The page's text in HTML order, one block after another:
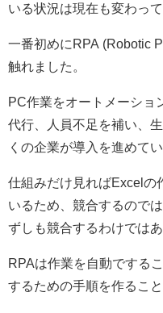
いる状況は現在も変わって
一番初めにRPA (Robotic
触れました。
PC作業をオートメーショ
代行、人員不足を補い、
くの企業が導入を進めてい
仕組みだけ見ればExcelの
いるため、競合するので
ずしも競合するわけではあ
RPAは作業を自動でする
するための手順を作ること